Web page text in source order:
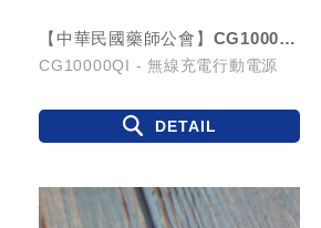
【中華民國藥師公會】CG10000QI - 無線充電行動電源
CG10000QI - 無線充電行動電源
DETAIL